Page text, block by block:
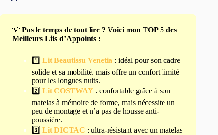
💡 Pas le temps de tout lire ? Voici mon TOP 5 des
Meilleurs Lits d’Appoints :
1️⃣ Lit Beautissu Venetia : idéal pour son cadre
solide et sa mobilité, mais offre un confort limité
pour les longues nuits.
2️⃣ Lit COSTWAY : confortable grâce à son
matelas à mémoire de forme, mais nécessite un
peu de montage et n’a pas de housse anti-
poussière.
3️⃣ Lit DICTAC : ultra-résistant avec un matelas